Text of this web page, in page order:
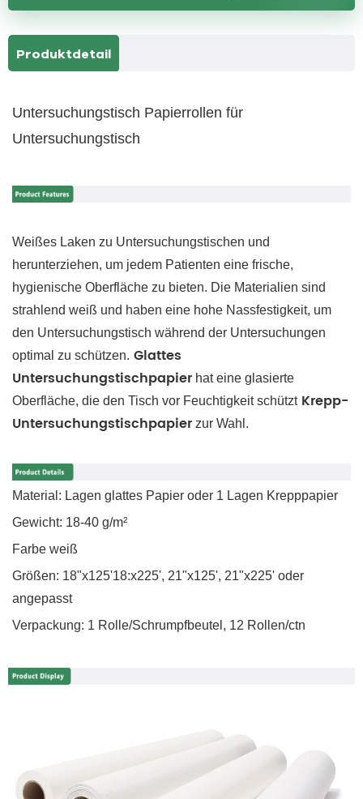
Produktdetail
Untersuchungstisch Papierrollen für
Untersuchungstisch
Weißes Laken zu Untersuchungstischen und
herunterziehen, um jedem Patienten eine frische,
hygienische Oberfläche zu bieten. Die Materialien sind
strahlend weiß und haben eine hohe Nassfestigkeit, um
den Untersuchungstisch während der Untersuchungen
optimal zu schützen. Glattes
Untersuchungstischpapier hat eine glasierte
Oberfläche, die den Tisch vor Feuchtigkeit schütztKrepp-
Untersuchungstischpapier zur Wahl.
Material: Lagen glattes Papier oder 1 Lagen Krepppapier
Gewicht: 18-40 g/m²
Farbe weiß
Größen: 18"x125'18:x225', 21"x125', 21"x225' oder
angepasst
Verpackung: 1 Rolle/Schrumpfbeutel, 12 Rollen/ctn